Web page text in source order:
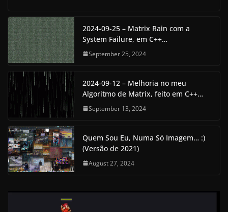
2024-09-25 – Matrix Rain com a
System Failure, em C++…
September 25, 2024
2024-09-12 – Melhoria no meu
Algoritmo de Matrix, feito em C++…
September 13, 2024
Quem Sou Eu, Numa Só Imagem… :)
(Versão de 2021)
August 27, 2024